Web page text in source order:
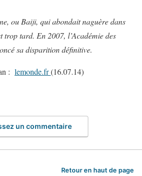
ou Baiji, qui abondait naguère dans
trop tard. En 2007, l’Académie des
sa disparition définitive.
: lemonde.fr(16.07.14)
un commentaire
Retour en haut de page